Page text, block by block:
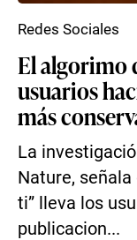
El algorimo
usuarios
más
La
Nature,
ti” lleva los
publicacion...
Redes Sociales